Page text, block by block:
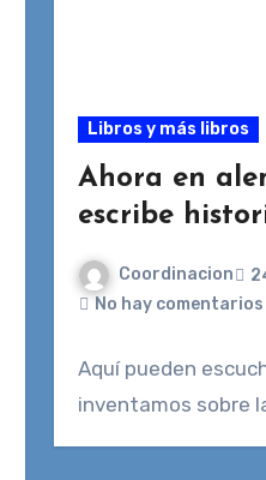
Libros y más libros
Ahora en
escribe
Coordinacion
No hay comentarios
Aquí pueden
inventamos sobre